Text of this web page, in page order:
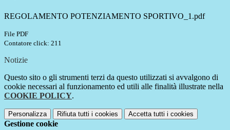
REGOLAMENTO POTENZIAMENTO SPORTIVO_1.pdf
File PDF
Contatore click: 211
Notizie
Questo sito o gli strumenti terzi da questo utilizzati si avvalgono di
cookie necessari al funzionamento ed utili alle finalità illustrate nella
COOKIE POLICY.
Personalizza Rifiuta tutti i cookies Accetta tutti i cookies
Gestione cookie